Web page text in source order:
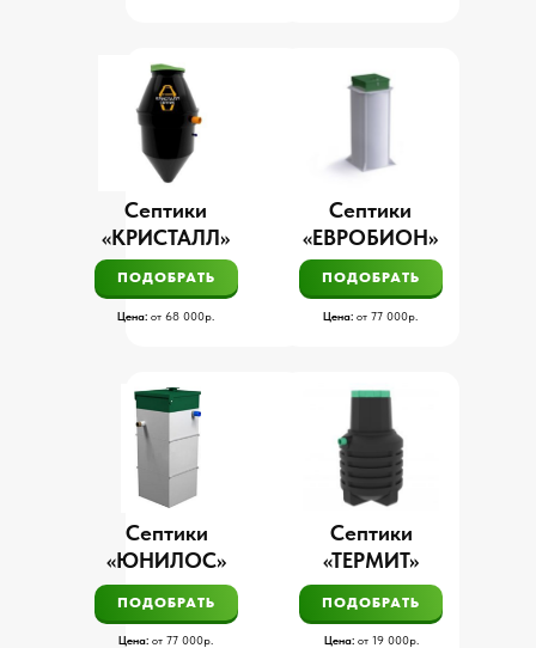
Септики
«ЮНИЛОС»
Цена: от 77 000р.
ПОДОБРАТЬ
Септики
«ТЕРМИТ»
Цена: от 19 000р.
ПОДОБРАТЬ
Септики
«КРИСТАЛЛ»
Цена: от 68 000р.
ПОДОБРАТЬ
Септики
«ЕВРОБИОН»
Цена: от 77 000р.
ПОДОБРАТЬ